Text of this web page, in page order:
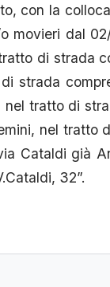
con la
movieri dal
di strada
strada
tratto di
nel tratto
Cataldi già
32”.